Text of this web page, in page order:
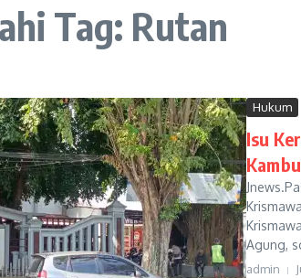
Tag: Rutan
Hukum
Isu
Agung,
admin